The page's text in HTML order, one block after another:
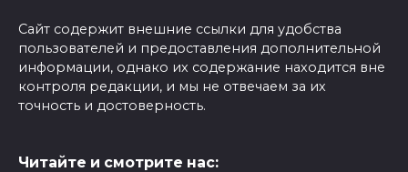
Сайт содержит внешние ссылки для удобства
пользователей и предоставления дополнительной
информации, однако их содержание находится вне
контроля редакции, и мы не отвечаем за их
точность и достоверность.
Читайте и смотрите нас: